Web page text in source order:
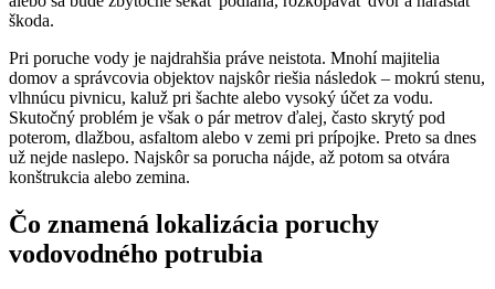
škoda.
Pri poruche vody je najdrahšia práve neistota. Mnohí majitelia
domov a správcovia objektov najskôr riešia následok – mokrú stenu,
vlhnúcu pivnicu, kaluž pri šachte alebo vysoký účet za vodu.
Skutočný problém je však o pár metrov ďalej, často skrytý pod
poterom, dlažbou, asfaltom alebo v zemi pri prípojke. Preto sa dnes
už nejde naslepo. Najskôr sa porucha nájde, až potom sa otvára
konštrukcia alebo zemina.
Čo znamená lokalizácia poruchy
vodovodného potrubia